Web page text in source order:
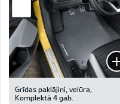
Grīdas paklājiņi, velūra,
Komplektā 4 gab.